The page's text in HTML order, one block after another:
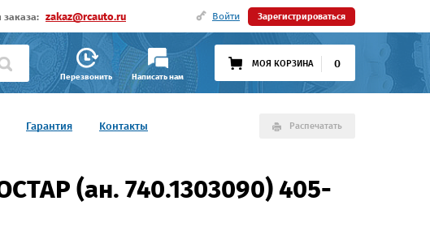
заказа: zakaz@rcauto.ru Войти Зарегистрироваться
Перезвонить Написать нам
МОЯ КОРЗИНА 0
Гарантия Контакты Распечатать
(ан. 740.1303090) 405-